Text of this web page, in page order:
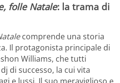
folle Natale: la trama di
comprende una storia
Il protagonista principale di
Williams, che tutti
di successo, la cui vita